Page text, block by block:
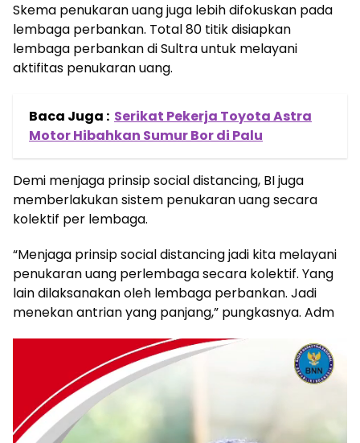
Skema penukaran uang juga lebih difokuskan pada
lembaga perbankan. Total 80 titik disiapkan
lembaga perbankan di Sultra untuk melayani
aktifitas penukaran uang.
Baca Juga : Serikat Pekerja Toyota Astra
Motor Hibahkan Sumur Bor di Palu
Demi menjaga prinsip social distancing, BI juga
memberlakukan sistem penukaran uang secara
kolektif per lembaga.
“Menjaga prinsip social distancing jadi kita melayani
penukaran uang perlembaga secara kolektif. Yang
lain dilaksanakan oleh lembaga perbankan. Jadi
menekan antrian yang panjang,” pungkasnya. Adm